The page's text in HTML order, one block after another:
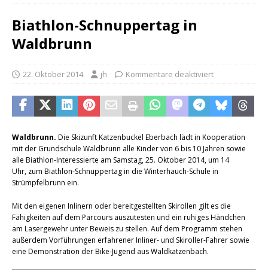
Biathlon-Schnuppertag in
Waldbrunn
22. Oktober 2014 jh Kommentare deaktiviert
Waldbrunn. Die Skizunft Katzenbuckel Eberbach lädt in Kooperation
mit der Grundschule Waldbrunn alle Kinder von 6 bis 10 Jahren sowie
alle Biathlon-Interessierte am Samstag, 25. Oktober 2014, um 14
Uhr, zum Biathlon-Schnuppertag in die Winterhauch-Schule in
Strümpfelbrunn ein.
Mit den eigenen Inlinern oder bereitgestellten Skirollen gilt es die
Fähigkeiten auf dem Parcours auszutesten und ein ruhiges Händchen
am Lasergewehr unter Beweis zu stellen. Auf dem Programm stehen
außerdem Vorführungen erfahrener Inliner- und Skiroller-Fahrer sowie
eine Demonstration der Bike-Jugend aus Waldkatzenbach.